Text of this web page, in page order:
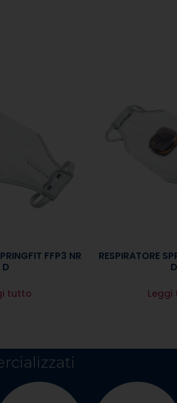
FFP3 NR
D
tutto
RESPIRATORE
D